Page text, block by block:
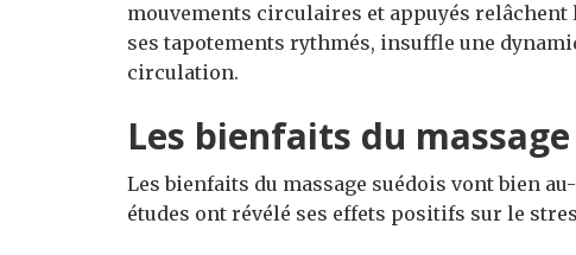
mouvements circulaires et appuyés
ses tapotements rythmés, insuffle une
circulation.
Les bienfaits du
Les bienfaits du massage suédois vont bien
études ont révélé ses effets positifs sur le